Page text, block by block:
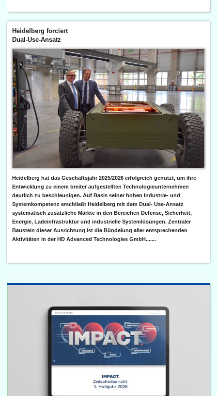
Heidelberg forciert
Dual-Use-Ansatz
Heidelberg hat das Geschäftsjahr 2025/2026 erfolgreich genutzt, um ihre
Entwicklung zu einem breiter aufgestellten Technologieunternehmen
deutlich zu beschleunigen. Auf Basis seiner hohen Industrie- und
Systemkompetenz erschließt Heidelberg mit dem Dual- Use-Ansatz
systematisch zusätzliche Märkte in den Bereichen Defense, Sicherheit,
Energie, Ladeinfrastruktur und industrielle Systemlösungen. Zentraler
Baustein dieser Ausrichtung ist die Bündelung aller entsprechenden
Aktivitäten in der HD Advanced Technologies GmbH.......